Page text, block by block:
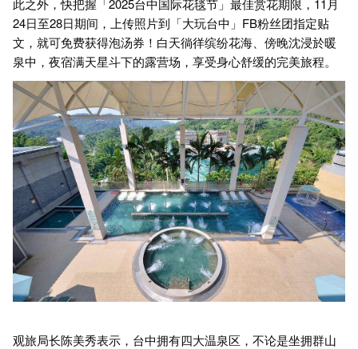
此之外，快把握「2025台中国际花毯节」最佳赏花期限，11月
24日至28日期间，上传照片到「大玩台中」FB粉丝团指定贴
文，就可免费获得泡汤券！白天徜徉缤纷花海、傍晚沈浸於暖
泉中，夜宿满天星斗下的露营场，享受身心舒缓的完美旅程。
观旅局长陈美秀表示，台中拥有四大温泉区，不论是坐拥群山